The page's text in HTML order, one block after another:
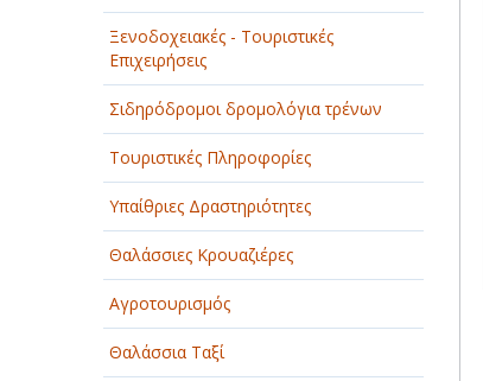
ΥΓΕΙΑ - ΙΑΤΡΟΙ
ΦΑΓΗΤΟ
Ξενοδοχειακές - Τουριστικές
Επιχειρήσεις
Σιδηρόδρομοι δρομολόγια τρένων
Τουριστικές Πληροφορίες
Υπαίθριες Δραστηριότητες
Θαλάσσιες Κρουαζιέρες
Αγροτουρισμός
Θαλάσσια Ταξί